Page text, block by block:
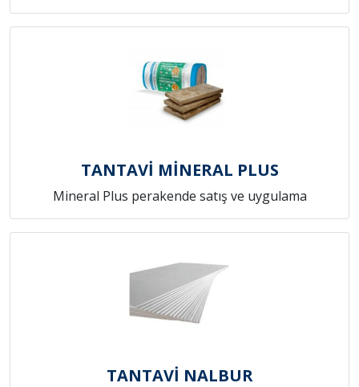
TANTAVİ MİNERAL PLUS
Mineral Plus perakende satış ve uygulama
TANTAVİ NALBUR